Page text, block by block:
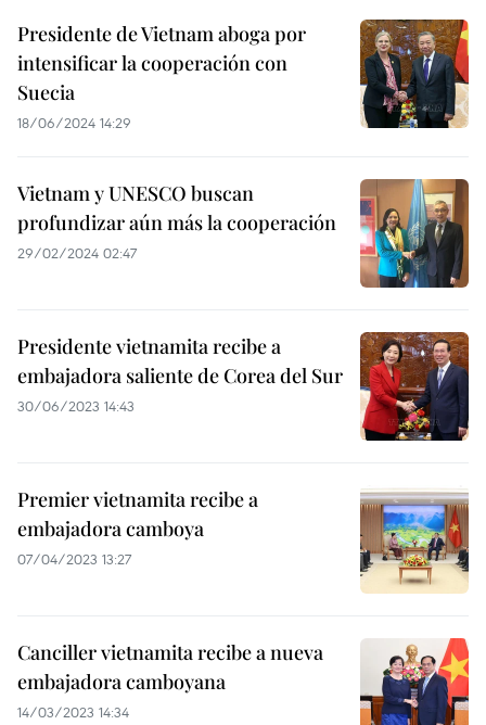
Presidente de Vietnam aboga por
intensificar la cooperación con
Suecia
18/06/2024 14:29
Vietnam y UNESCO buscan
profundizar aún más la cooperación
29/02/2024 02:47
Presidente vietnamita recibe a
embajadora saliente de Corea del Sur
30/06/2023 14:43
Premier vietnamita recibe a
embajadora camboya
07/04/2023 13:27
Canciller vietnamita recibe a nueva
embajadora camboyana
14/03/2023 14:34